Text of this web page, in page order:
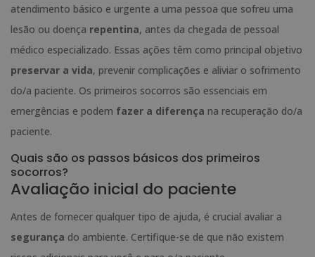
atendimento básico e urgente a uma pessoa que sofreu uma
lesão ou doença repentina, antes da chegada de pessoal
médico especializado. Essas ações têm como principal objetivo
preservar a vida, prevenir complicações e aliviar o sofrimento
do/a paciente. Os primeiros socorros são essenciais em
emergências e podem fazer a diferença na recuperação do/a
paciente.
Quais são os passos básicos dos primeiros
socorros?
Avaliação inicial do paciente
Antes de fornecer qualquer tipo de ajuda, é crucial avaliar a
segurança do ambiente. Certifique-se de que não existem